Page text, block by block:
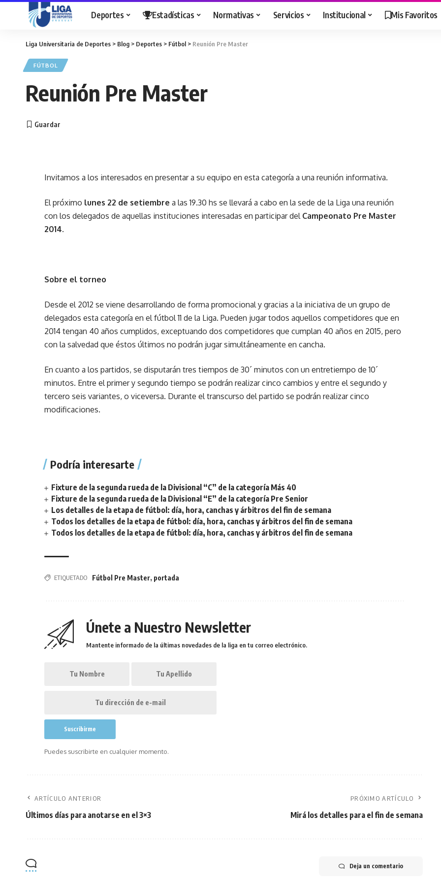
Deportes Estadísticas Normativas Servicios Institucional Mis Favoritos
Liga Universitaria de Deportes > Blog > Deportes > Fútbol > Reunión Pre Master
FÚTBOL
Reunión Pre Master
Invitamos a los interesados en presentar a su equipo en esta categoría a una reunión informativa.
El próximo lunes 22 de setiembre a las 19.30 hs se llevará a cabo en la sede de la Liga una reunión
con los delegados de aquellas instituciones interesadas en participar del Campeonato Pre Master
2014.
Sobre el torneo
Desde el 2012 se viene desarrollando de forma promocional y gracias a la iniciativa de un grupo de
delegados esta categoría en el fútbol 11 de la Liga. Pueden jugar todos aquellos competidores que en
2014 tengan 40 años cumplidos, exceptuando dos competidores que cumplan 40 años en 2015, pero
con la salvedad que éstos últimos no podrán jugar simultáneamente en cancha.
En cuanto a los partidos, se disputarán tres tiempos de 30´ minutos con un entretiempo de 10´
minutos. Entre el primer y segundo tiempo se podrán realizar cinco cambios y entre el segundo y
tercero seis variantes, o viceversa. Durante el transcurso del partido se podrán realizar cinco
modificaciones.
Podría interesarte
Fixture de la segunda rueda de la Divisional “C” de la categoría Más 40
Fixture de la segunda rueda de la Divisional “E” de la categoría Pre Senior
Los detalles de la etapa de fútbol: día, hora, canchas y árbitros del fin de semana
Todos los detalles de la etapa de fútbol: día, hora, canchas y árbitros del fin de semana
Todos los detalles de la etapa de fútbol: día, hora, canchas y árbitros del fin de semana
ETIQUETADO Fútbol Pre Master, portada
Únete a Nuestro Newsletter
Mantente informado de la últimas novedades de la liga en tu correo electrónico.
Puedes suscribirte en cualquier momento.
ARTÍCULO ANTERIOR
Últimos días para anotarse en el 3×3
PRÓXIMO ARTÍCULO
Mirá los detalles para el fin de semana
Deja un comentario